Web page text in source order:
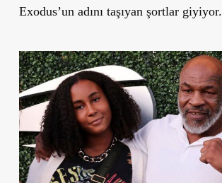
Exodus’un adını taşıyan şortlar giyiyor.